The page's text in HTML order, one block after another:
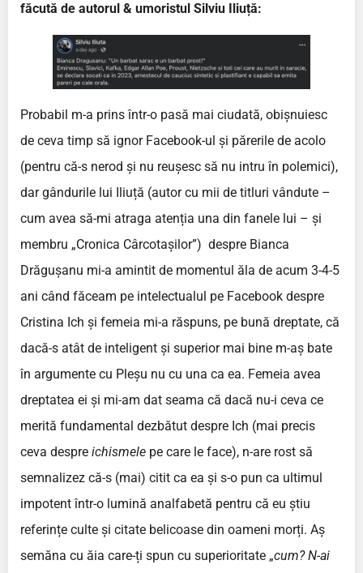
făcută de autorul & umoristul Silviu Iliuță:
Probabil m-a prins într-o pasă mai ciudată, obișnuiesc
de ceva timp să ignor Facebook-ul și părerile de acolo
(pentru că-s nerod și nu reușesc să nu intru în polemici),
dar gândurile lui Iliuță (autor cu mii de titluri vândute –
cum avea să-mi atraga atenția una din fanele lui – și
membru „Cronica Cârcotașilor”) despre Bianca
Drăgușanu mi-a amintit de momentul ăla de acum 3-4-5
ani când făceam pe intelectualul pe Facebook despre
Cristina Ich și femeia mi-a răspuns, pe bună dreptate, că
dacă-s atât de inteligent și superior mai bine m-aș bate
în argumente cu Pleșu nu cu una ca ea. Femeia avea
dreptatea ei și mi-am dat seama că dacă nu-i ceva ce
merită fundamental dezbătut despre Ich (mai precis
ceva despre ichismele pe care le face), n-are rost să
semnalizez că-s (mai) citit ca ea și s-o pun ca ultimul
impotent într-o lumină analfabetă pentru că eu știu
referințe culte și citate belicoase din oameni morți. Aș
semăna cu ăia care-ți spun cu superioritate „cum? N-ai